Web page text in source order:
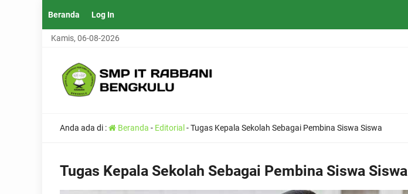
Beranda Log In
Kamis, 06-08-2026
Anda ada di : Beranda - Editorial -Tugas Kepala Sekolah Sebagai Pembina Siswa Siswa
Tugas Kepala Sekolah Sebagai Pembina Siswa Siswa